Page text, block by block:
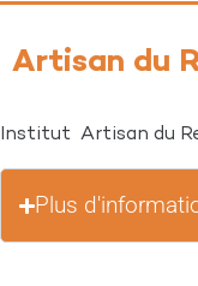
Artisan du
Institut Artisan du
Plus